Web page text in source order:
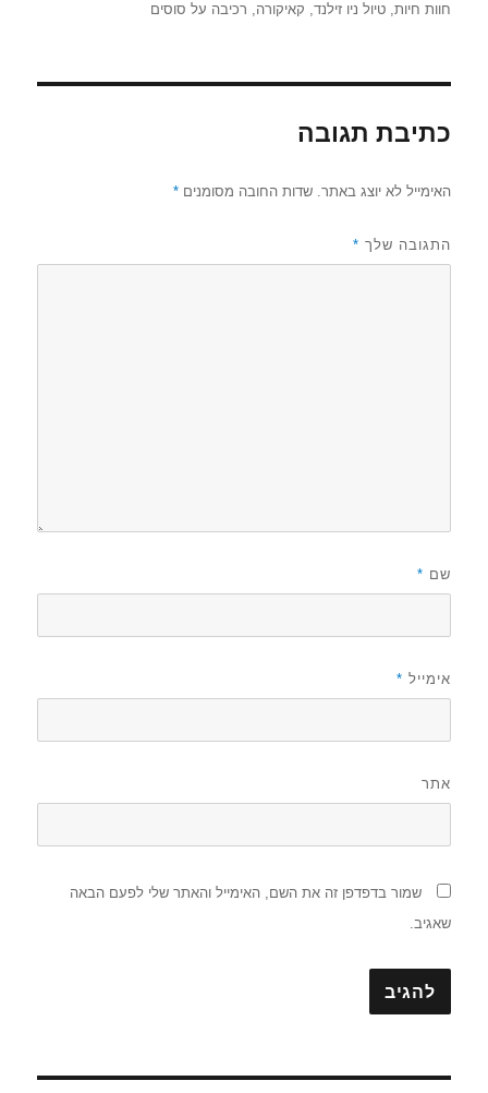
חוות חיות,טיול ניו זילנד, קאיקורה, רכיבה על סוסים
כתיבת תגובה
האימייל לא יוצג באתר. שדות החובה מסומנים*
התגובה שלך *
שם *
אימייל *
אתר
שמור בדפדפן זה את השם, האימייל והאתר שלי לפעם הבאה
שאגיב.